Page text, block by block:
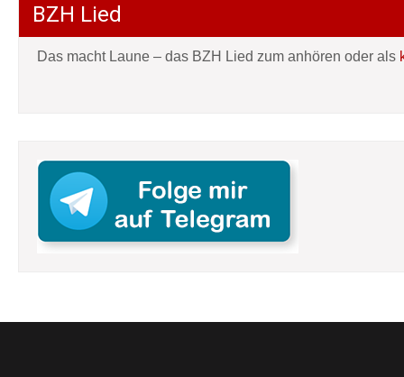
BZH Lied
Das macht Laune – das BZH Lied zum anhören oder als